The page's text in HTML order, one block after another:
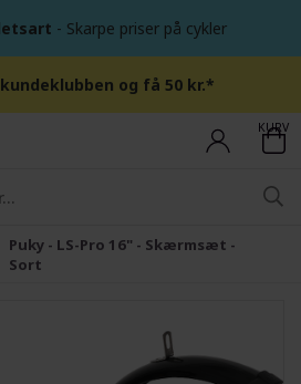
- Skarpe priser på cykler
og få 50 kr.*
KURV
Puky - LS-Pro 16" - Skærmsæt -
Sort